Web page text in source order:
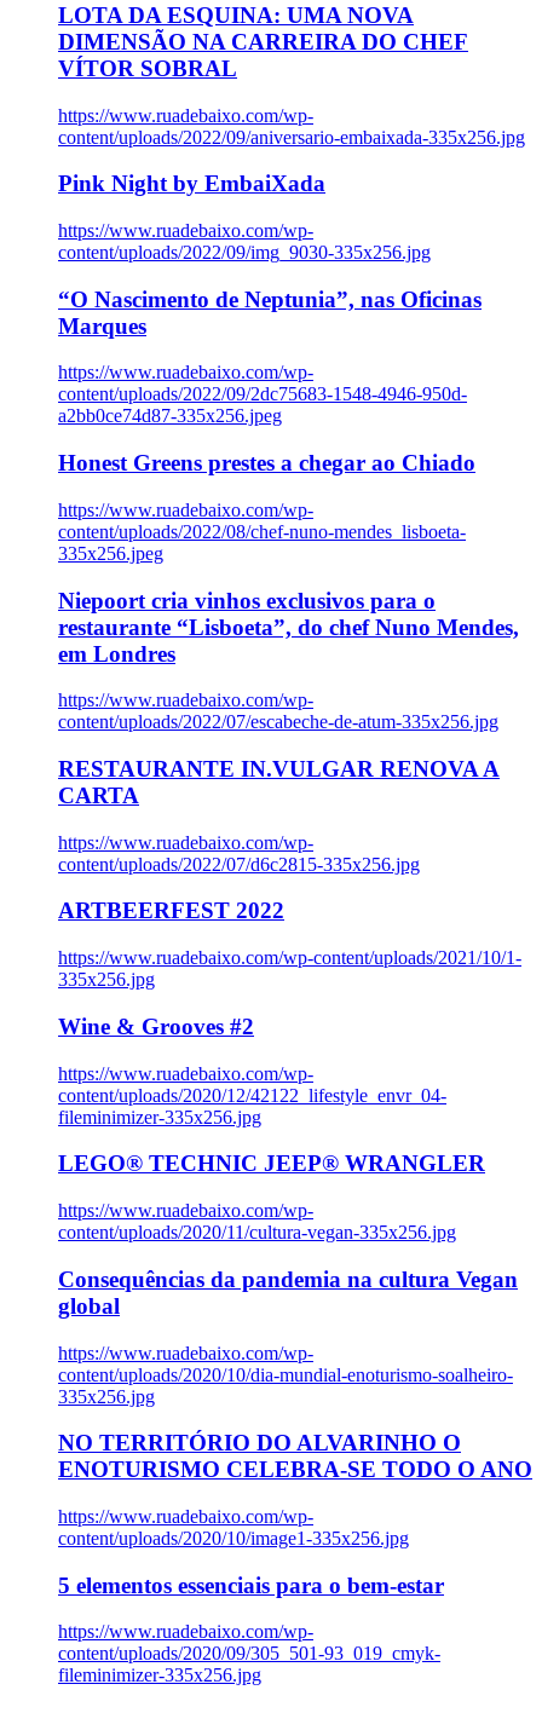
LOTA DA ESQUINA: UMA NOVA
DIMENSÃO NA CARREIRA DO CHEF
VÍTOR SOBRAL
https://www.ruadebaixo.com/wp-
content/uploads/2022/09/aniversario-embaixada-335x256.jpg
Pink Night by EmbaiXada
https://www.ruadebaixo.com/wp-
content/uploads/2022/09/img_9030-335x256.jpg
“O Nascimento de Neptunia”, nas Oficinas
Marques
https://www.ruadebaixo.com/wp-
content/uploads/2022/09/2dc75683-1548-4946-950d-
a2bb0ce74d87-335x256.jpeg
Honest Greens prestes a chegar ao Chiado
https://www.ruadebaixo.com/wp-
content/uploads/2022/08/chef-nuno-mendes_lisboeta-
335x256.jpeg
Niepoort cria vinhos exclusivos para o
restaurante “Lisboeta”, do chef Nuno Mendes,
em Londres
https://www.ruadebaixo.com/wp-
content/uploads/2022/07/escabeche-de-atum-335x256.jpg
RESTAURANTE IN.VULGAR RENOVA A
CARTA
https://www.ruadebaixo.com/wp-
content/uploads/2022/07/d6c2815-335x256.jpg
ARTBEERFEST 2022
https://www.ruadebaixo.com/wp-content/uploads/2021/10/1-
335x256.jpg
Wine & Grooves #2
https://www.ruadebaixo.com/wp-
content/uploads/2020/12/42122_lifestyle_envr_04-
fileminimizer-335x256.jpg
LEGO® TECHNIC JEEP® WRANGLER
https://www.ruadebaixo.com/wp-
content/uploads/2020/11/cultura-vegan-335x256.jpg
Consequências da pandemia na cultura Vegan
global
https://www.ruadebaixo.com/wp-
content/uploads/2020/10/dia-mundial-enoturismo-soalheiro-
335x256.jpg
NO TERRITÓRIO DO ALVARINHO O
ENOTURISMO CELEBRA-SE TODO O ANO
https://www.ruadebaixo.com/wp-
content/uploads/2020/10/image1-335x256.jpg
5 elementos essenciais para o bem-estar
https://www.ruadebaixo.com/wp-
content/uploads/2020/09/305_501-93_019_cmyk-
fileminimizer-335x256.jpg